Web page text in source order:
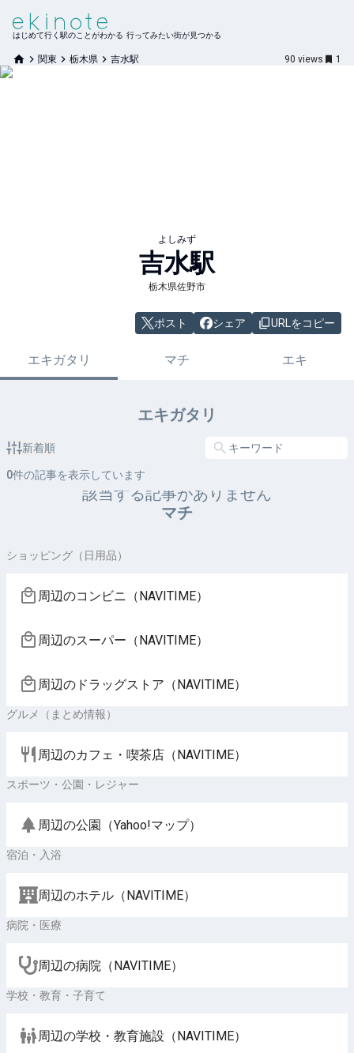
はじめて行く駅のことがわかる 行ってみたい街が見つかる
関東 栃木県 吉水駅 90 views 1
よしみず
吉水駅
栃木県佐野市
ポスト シェア URLをコピー
エキガタリ マチ エキ
エキガタリ
新着順
0件の記事を表示しています
該当する記事がありません
マチ
ショッピング（日用品）
周辺のコンビニ（NAVITIME）
周辺のスーパー（NAVITIME）
周辺のドラッグストア（NAVITIME）
グルメ（まとめ情報）
周辺のカフェ・喫茶店（NAVITIME）
スポーツ・公園・レジャー
周辺の公園（Yahoo!マップ）
宿泊・入浴
周辺のホテル（NAVITIME）
病院・医療
周辺の病院（NAVITIME）
学校・教育・子育て
周辺の学校・教育施設（NAVITIME）